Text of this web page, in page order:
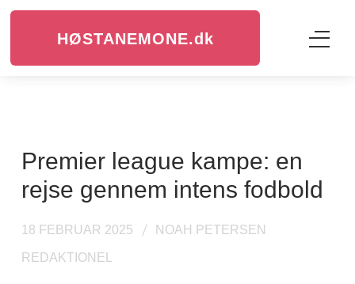
HØSTANEMONE.dk
Premier league kampe: en
rejse gennem intens fodbold
18 FEBRUAR 2025 NOAH PETERSEN
REDAKTIONEL